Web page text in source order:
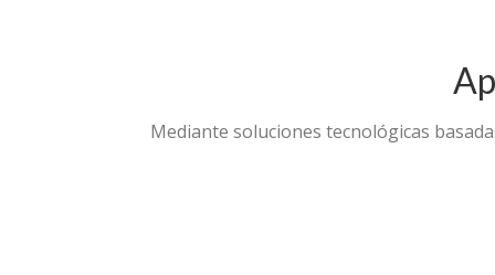
Mediante soluciones tecnológicas